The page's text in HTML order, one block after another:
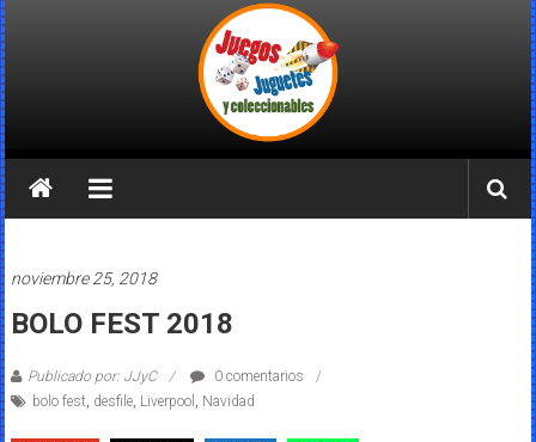
Saltar
al
contenido
Juegos
Juguetes
y
Coleccionables
y
noviembre 25, 2018
BOLO FEST 2018
Publicado por: JJyC
0 comentarios
bolo fest, desfile, Liverpool , Navidad